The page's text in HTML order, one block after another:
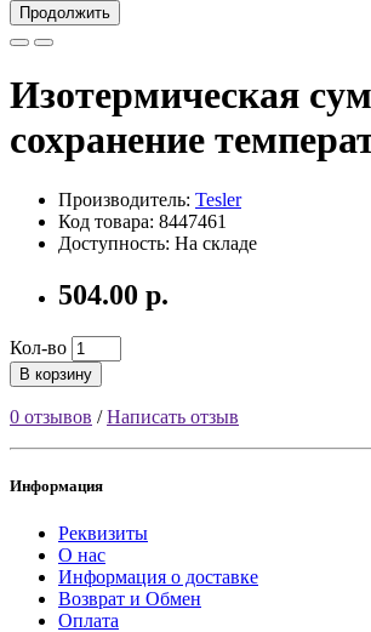
Продолжить
Изотермическая
сохранение
Производитель: Tesler
Код товара: 8447461
Доступность: На складе
504.00 р.
Кол-во
В корзину
0 отзывов /Написать отзыв
Информация
Реквизиты
О нас
Информация о доставке
Возврат и Обмен
Оплата